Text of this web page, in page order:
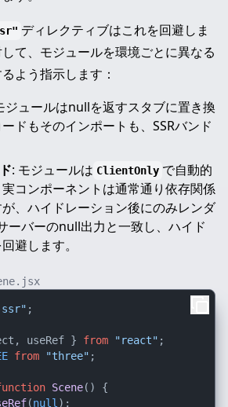
ディレクティブはこれを回避しま
て、モジュールを環境ごとに異なる
よう指示します：
ジュールはnullを返すスタブに置き換
ドもそのインポートも、SSRバンド
: モジュールは ClientOnly で自動的
コンポーネントは通常通り依存関係
、ハイドレーション後にのみレンダ
ーバーのnull出力と一致し、ハイド
避します。
;
useRef } from "react"
from "three" ;
Scene( ) {
(null );